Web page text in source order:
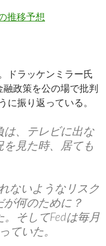
推移予想
ドラッケンミラー氏
政策を公の場で批判
に振り返っている。
、テレビに出な
見た時、居ても
ないようなリスク
が何のために？
。そしてFedは毎月
ていた。